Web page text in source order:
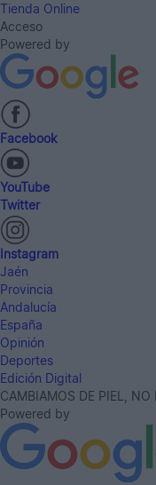
Tienda Online
Acceso
Powered by
Facebook
YouTube
Twitter
Instagram
Jaén
Provincia
Andalucía
España
Opinión
Deportes
Edición Digital
CAMBIAMOS DE PIEL, NO
Powered by